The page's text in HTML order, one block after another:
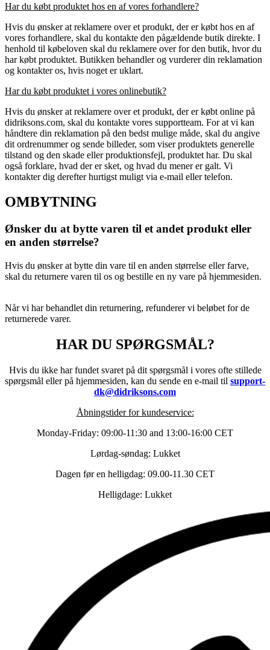
Har du købt produktet hos en af vores forhandlere?
Hvis du ønsker at reklamere over et produkt, der er købt hos en af
vores forhandlere, skal du kontakte den pågældende butik direkte. I
henhold til købeloven skal du reklamere over for den butik, hvor du
har købt produktet. Butikken behandler og vurderer din reklamation
og kontakter os, hvis noget er uklart.
Har du købt produktet i vores onlinebutik?
Hvis du ønsker at reklamere over et produkt, der er købt online på
didriksons.com, skal du kontakte vores supportteam. For at vi kan
håndtere din reklamation på den bedst mulige måde, skal du angive
dit ordrenummer og sende billeder, som viser produktets generelle
tilstand og den skade eller produktionsfejl, produktet har. Du skal
også forklare, hvad der er sket, og hvad du mener er galt. Vi
kontakter dig derefter hurtigst muligt via e-mail eller telefon.
OMBYTNING
Ønsker du at bytte varen til et andet produkt eller
en anden størrelse?
Hvis du ønsker at bytte din vare til en anden størrelse eller farve,
skal du returnere varen til os og bestille en ny vare på hjemmesiden.
Når vi har behandlet din returnering, refunderer vi beløbet for de
returnerede varer.
HAR DU SPØRGSMÅL?
Hvis du ikke har fundet svaret på dit spørgsmål i vores ofte stillede
spørgsmål eller på hjemmesiden, kan du sende en e-mail til support-
dk@didriksons.com
Åbningstider for kundeservice:
Monday-Friday: 09:00-11:30 and 13:00-16:00 CET
Lørdag-søndag: Lukket
Dagen før en helligdag: 09.00-11.30 CET
Helligdage: Lukket